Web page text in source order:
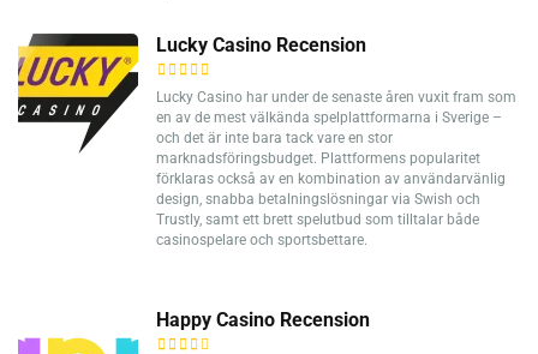
Lucky Casino Recension
Lucky Casino har under de senaste åren vuxit fram som
en av de mest välkända spelplattformarna i Sverige –
och det är inte bara tack vare en stor
marknadsföringsbudget. Plattformens popularitet
förklaras också av en kombination av användarvänlig
design, snabba betalningslösningar via Swish och
Trustly, samt ett brett spelutbud som tilltalar både
casinospelare och sportsbettare.
Happy Casino Recension